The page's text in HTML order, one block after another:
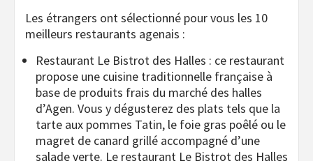
Les étrangers ont sélectionné pour vous les 10
meilleurs restaurants agenais :
Restaurant Le Bistrot des Halles : ce restaurant
propose une cuisine traditionnelle française à
base de produits frais du marché des halles
d’Agen. Vous y dégusterez des plats tels que la
tarte aux pommes Tatin, le foie gras poêlé ou le
magret de canard grillé accompagné d’une
salade verte. Le restaurant Le Bistrot des Halles